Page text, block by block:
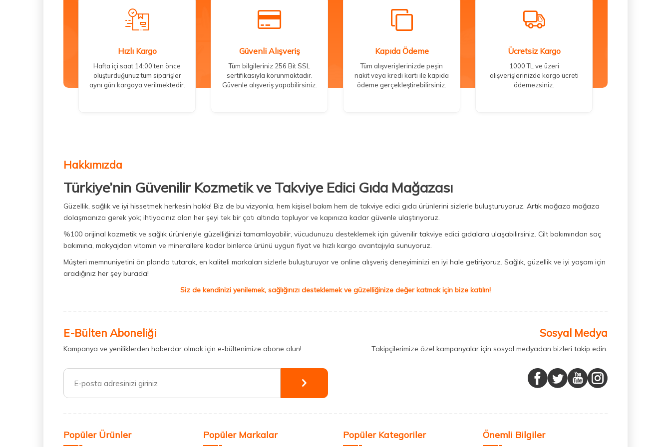
Hızlı Kargo
Hafta içi saat 14:00’ten önce
oluşturduğunuz tüm siparişler
aynı gün kargoya verilmektedir.
Güvenli Alışveriş
Tüm bilgileriniz 256 Bit SSL
sertifikasıyla korunmaktadır.
Güvenle alışveriş yapabilirsiniz.
Kapıda Ödeme
Tüm alışverişlerinizde peşin
nakit veya kredi kartı ile kapıda
ödeme gerçekleştirebilirsiniz.
Ücretsiz Kargo
1000 TL ve üzeri
alışverişlerinizde kargo ücreti
ödemezsiniz.
Hakkımızda
Türkiye’nin Güvenilir Kozmetik ve Takviye Edici Gıda Mağazası
Güzellik, sağlık ve iyi hissetmek herkesin hakkı! Biz de bu vizyonla, hem kişisel bakım hem de takviye edici gıda ürünlerini sizlerle buluşturuyoruz. Artık mağaza mağaza
dolaşmanıza gerek yok; ihtiyacınız olan her şeyi tek bir çatı altında topluyor ve kapınıza kadar güvenle ulaştırıyoruz.
%100 orijinal kozmetik ve sağlık ürünleriyle güzelliğinizi tamamlayabilir, vücudunuzu desteklemek için güvenilir takviye edici gıdalara ulaşabilirsiniz. Cilt bakımından saç
bakımına, makyajdan vitamin ve minerallere kadar binlerce ürünü uygun fiyat ve hızlı kargo avantajıyla sunuyoruz.
Müşteri memnuniyetini ön planda tutarak, en kaliteli markaları sizlerle buluşturuyor ve online alışveriş deneyiminizi en iyi hale getiriyoruz. Sağlık, güzellik ve iyi yaşam için
aradığınız her şey burada!
Siz de kendinizi yenilemek, sağlığınızı desteklemek ve güzelliğinize değer katmak için bize katılın!
E-Bülten Aboneliği
Kampanya ve yeniliklerden haberdar olmak için e-bültenimize abone olun!
Sosyal Medya
Takipçilerimize özel kampanyalar için sosyal medyadan bizleri takip edin.
Popüler Ürünler Popüler Markalar Popüler Kategoriler Önemli Bilgiler